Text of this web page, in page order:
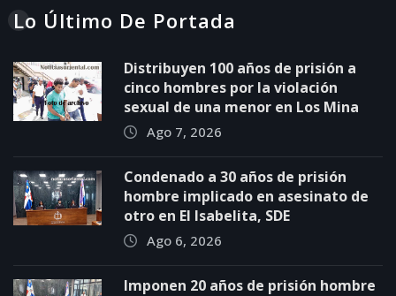
Lo Último De Portada
Distribuyen 100 años de prisión a
cinco hombres por la violación
sexual de una menor en Los Mina
Ago 7, 2026
Condenado a 30 años de prisión
hombre implicado en asesinato de
otro en El Isabelita, SDE
Ago 6, 2026
Imponen 20 años de prisión hombre